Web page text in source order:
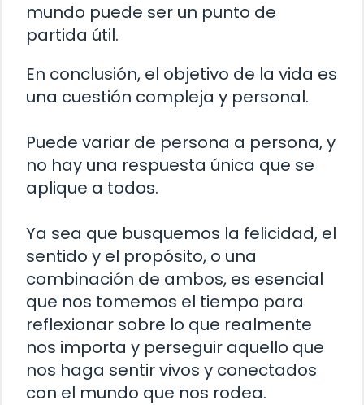
mundo puede ser un punto de
partida útil.
En conclusión, el objetivo de la vida es
una cuestión compleja y personal.
Puede variar de persona a persona, y
no hay una respuesta única que se
aplique a todos.
Ya sea que busquemos la felicidad, el
sentido y el propósito, o una
combinación de ambos, es esencial
que nos tomemos el tiempo para
reflexionar sobre lo que realmente
nos importa y perseguir aquello que
nos haga sentir vivos y conectados
con el mundo que nos rodea.